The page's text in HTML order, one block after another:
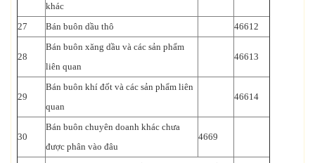
khác
27 Bán buôn dầu thô 46612
28
Bán buôn xăng dầu và các sản phẩm
liên quan
46613
29
Bán buôn khí đốt và các sản phẩm liên
quan
46614
30
Bán buôn chuyên doanh khác chưa
được phân vào đâu
4669